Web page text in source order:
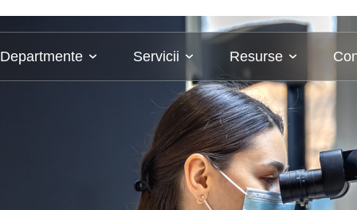
Departmente Servicii Resurse